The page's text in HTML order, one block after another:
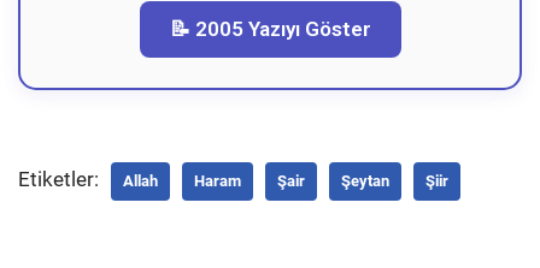
📝 2005 Yazıyı Göster
Etiketler: Allah Haram Şair Şeytan Şiir